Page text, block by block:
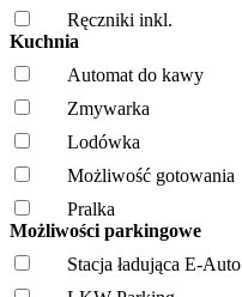
Ręczniki inkl.
Kuchnia
Automat do kawy
Zmywarka
Lodówka
Możliwość gotowania
Pralka
Możliwości parkingowe
Stacja ładująca E-Auto